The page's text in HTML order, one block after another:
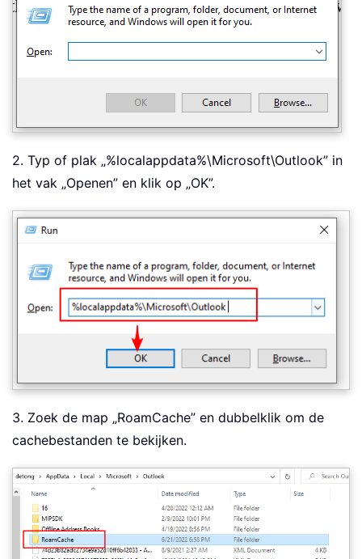
2. Typ of plak „%localappdata%\Microsoft\Outlook” in
het vak „Openen” en klik op „OK”.
3. Zoek de map „RoamCache” en dubbelklik om de
cachebestanden te bekijken.